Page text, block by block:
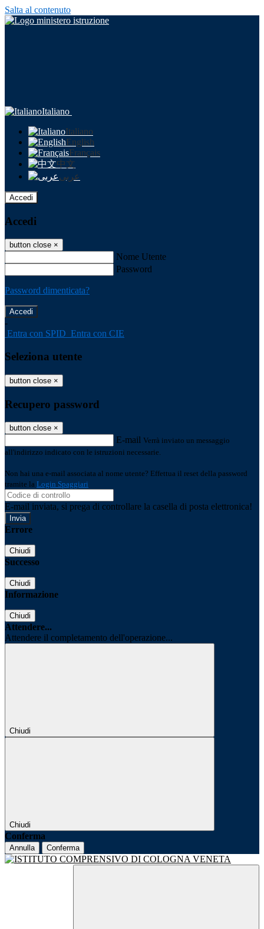
Salta al contenuto
Italiano
Italiano
English
Français
中文
عربى
Accedi
Accedi
button close ×
Nome Utente
Password
Password dimenticata?
-
Entra con SPID Entra con CIE
Seleziona utente
button close ×
Recupero password
button close ×
E-mail Verrà inviato un messaggio
all'indirizzo indicato con le istruzioni necessarie.
Non hai una e-mail associata al nome utente? Effettua il reset della password
tramite la Login Spaggiari
E-mail inviata, si prega di controllare la casella di posta elettronica!
Errore
Chiudi
Successo
Chiudi
Informazione
Chiudi
Attendere...
Attendere il completamento dell'operazione...
Chiudi
Chiudi
Conferma
Annulla Conferma